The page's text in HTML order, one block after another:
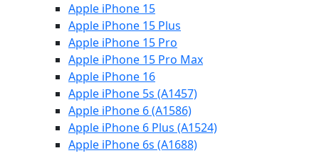
Apple iPhone 15
Apple iPhone 15 Plus
Apple iPhone 15 Pro
Apple iPhone 15 Pro Max
Apple iPhone 16
Apple iPhone 5s (A1457)
Apple iPhone 6 (A1586)
Apple iPhone 6 Plus (A1524)
Apple iPhone 6s (A1688)